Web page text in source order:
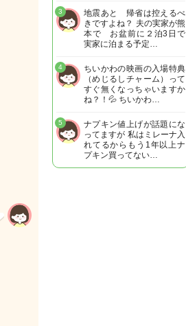
地震あと 帰省は控えるべ
きですよね？ 夫の実家が熊
本で お盆前に２泊3日で
実家に泊まる予定…
3
ちいかわの映画の入場特典
（めじるしチャーム）って
すぐ無くなっちゃいますか
ね？！💦 ちいかわ…
4
ナプキン値上げが話題にな
ってますが 私はミレーナ入
れてるからもう1年以上ナ
プキン買ってない…
5